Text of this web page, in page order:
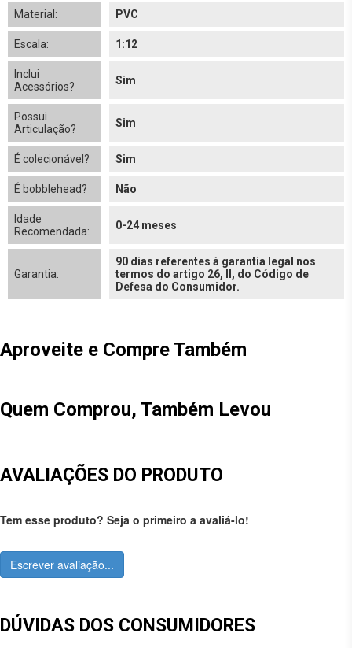
Material: PVC
Escala: 1:12
Inclui
Acessórios?
Sim
Possui
Articulação?
Sim
É colecionável? Sim
É bobblehead? Não
Idade
Recomendada:
0-24 meses
Garantia:
90 dias referentes à garantia legal nos
termos do artigo 26, II, do Código de
Defesa do Consumidor.
Aproveite e Compre Também
Quem Comprou, Também Levou
AVALIAÇÕES DO PRODUTO
Tem esse produto? Seja o primeiro a avaliá-lo!
Escrever avaliação...
DÚVIDAS DOS CONSUMIDORES